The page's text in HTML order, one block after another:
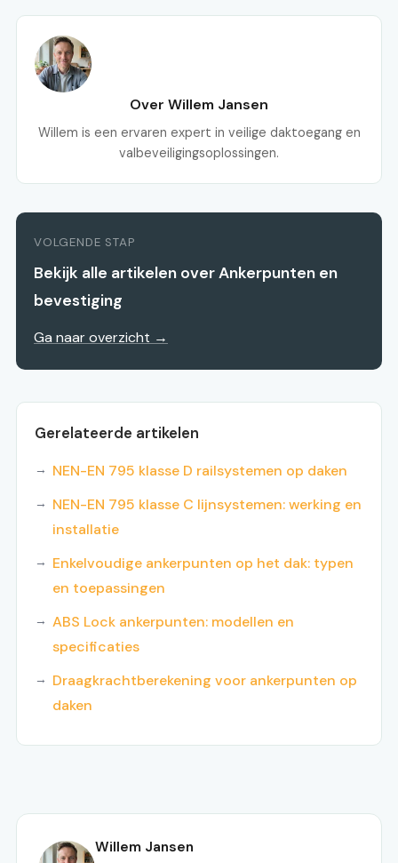
Over Willem Jansen
Willem is een ervaren expert in veilige daktoegang en
valbeveiligingsoplossingen.
VOLGENDE STAP
Bekijk alle artikelen over Ankerpunten en
bevestiging
Ga naar overzicht →
Gerelateerde artikelen
NEN-EN 795 klasse D railsystemen op daken
NEN-EN 795 klasse C lijnsystemen: werking en
installatie
Enkelvoudige ankerpunten op het dak: typen
en toepassingen
ABS Lock ankerpunten: modellen en
specificaties
Draagkrachtberekening voor ankerpunten op
daken
Willem Jansen